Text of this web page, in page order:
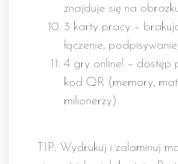
znajduje się na
3 karty pracy –
łączenie,
4 gry online! – dostęp
kod QR (memory,
milionerzy)
TIP: Wydrukuj i zalaminuj